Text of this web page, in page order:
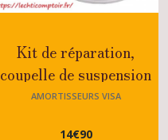
Kit de réparation,
coupelle de suspension
Citroën Visa
AMORTISSEURS VISA
14€90